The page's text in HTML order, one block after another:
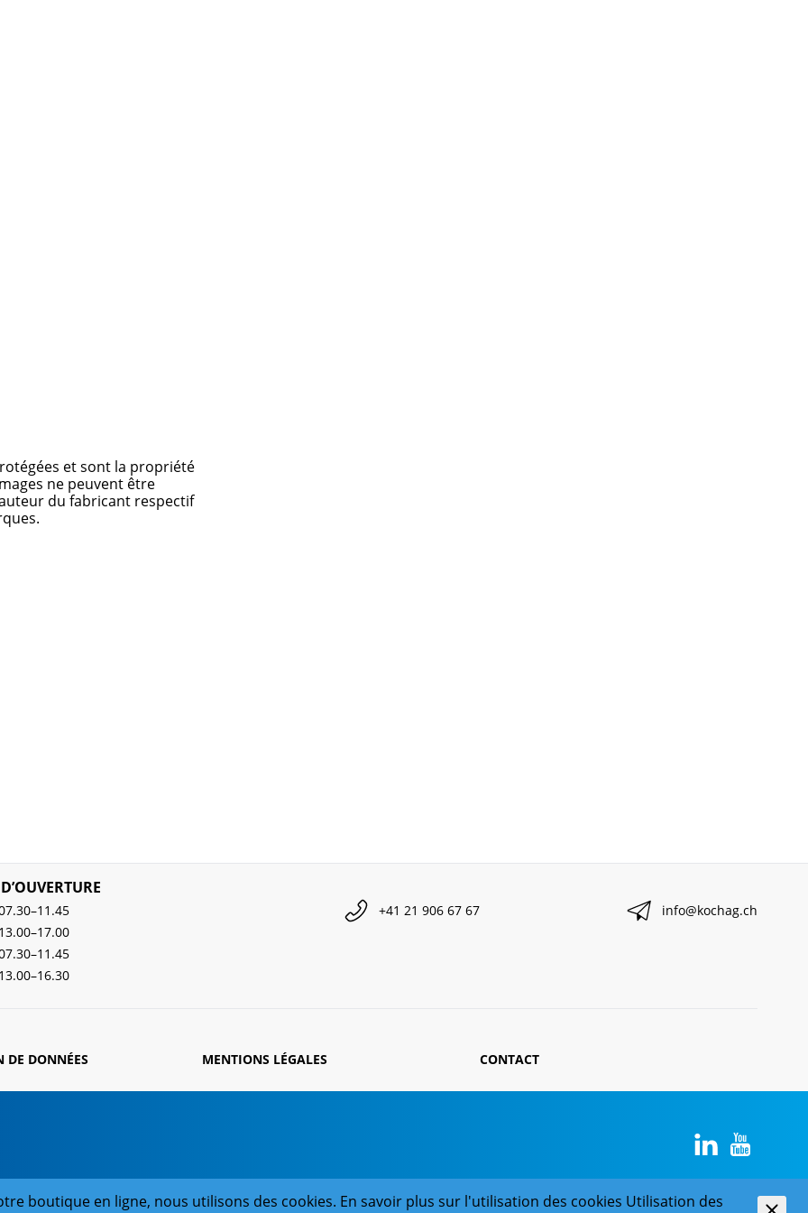
et sont la propriété
ne peuvent être
du fabricant respectif
+41 21 906 67 67 info@kochag.ch
DE DONNÉES MENTIONS LÉGALES CONTACT
boutique en ligne, nous utilisons des cookies. En savoir plus sur l'utilisation des cookies Utilisation des